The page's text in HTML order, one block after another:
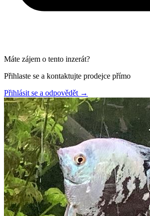
Máte zájem o tento inzerát?
Přihlaste se a kontaktujte prodejce přímo
Přihlásit se a odpovědět →